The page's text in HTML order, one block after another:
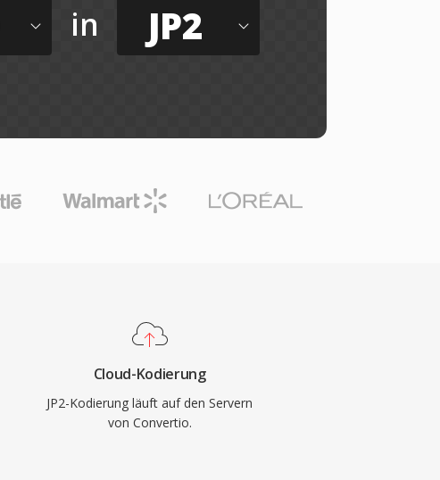
in JP2
Cloud-Kodierung
JP2-Kodierung läuft auf den Servern
von Convertio.